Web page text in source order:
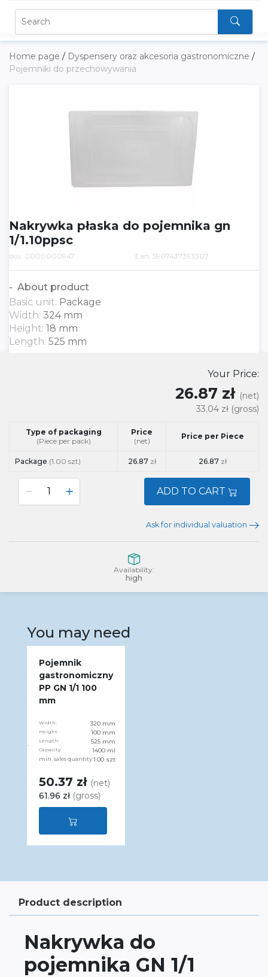
Home page / Dyspensery oraz akcesoria gastronomiczne /
Pojemniki do przechowywania
Nakrywka płaska do pojemnika gn
1/1.10ppsc
sku: 0000000947 Ean: 5907437393307
About product
Basic unit: Package
Width: 324 mm
Height: 18 mm
Length: 525 mm
Your Price:
26.87 zł (net)
33.04 zł (gross)
Type of packaging
(Piece per pack)
Price
(net)
Price per Piece
Package (1.00 szt) 26.87 zł 26.87 zł
ADD TO CART
Ask for individual valuation
Availability:
high
You may need
Pojemnik
gastronomiczny
PP GN 1/1 100
mm
Width: 320 mm
Height: 100 mm
Length: 525 mm
Capacity: 1400 ml
min. sales quantity:1.00 szt
50.37 zł (net)
61.96 zł (gross)
Product description
Nakrywka do
pojemnika GN 1/1